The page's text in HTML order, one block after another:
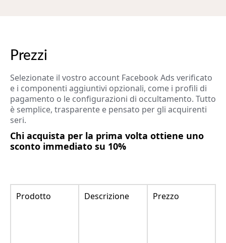
Prezzi
Selezionate il vostro account Facebook Ads verificato
e i componenti aggiuntivi opzionali, come i profili di
pagamento o le configurazioni di occultamento. Tutto
è semplice, trasparente e pensato per gli acquirenti
seri.
Chi acquista per la prima volta ottiene uno
sconto immediato su 10%
Prodotto Descrizione Prezzo